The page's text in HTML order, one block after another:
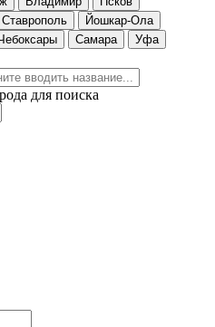
Ставрополь
Йошкар-Ола
Самара
Уфа
для поиска